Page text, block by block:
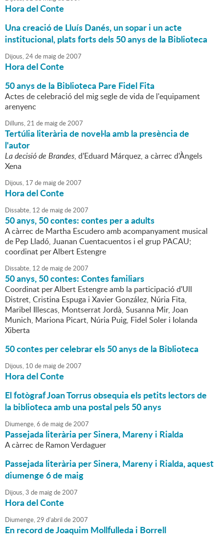
Hora del Conte
Una creació de Lluís Danés, un sopar i un acte
institucional, plats forts dels 50 anys de la Biblioteca
Dijous,24de maigde2007
Hora del Conte
50 anys de la Biblioteca Pare Fidel Fita
Actes de celebració del mig segle de vida de l'equipament
arenyenc
Dilluns,21 de maigde2007
Tertúlia literària de novel·la amb la presència de
l'autor
La decisió de Brandes, d'Eduard Márquez, a càrrec d'Àngels
Xena
Dijous, 17 de maigde2007
Hora del Conte
Dissabte, 12 de maigde2007
50 anys, 50 contes: contes per a adults
A càrrec de Martha Escudero amb acompanyament musical
de Pep Lladó, Juanan Cuentacuentos i el grup PACAU;
coordinat per Albert Estengre
Dissabte, 12 de maigde2007
50 anys, 50 contes: Contes familiars
Coordinat per Albert Estengre amb la participació d'Ull
Distret, Cristina Espuga i Xavier González, Núria Fita,
Maribel Illescas, Montserrat Jordà, Susanna Mir, Joan
Munich, Mariona Picart, Núria Puig, Fidel Soler i Iolanda
Xiberta
50 contes per celebrar els 50 anys de la Biblioteca
Dijous, 10 de maigde2007
Hora del Conte
El fotògraf Joan Torrus obsequia els petits lectors de
la biblioteca amb una postal pels 50 anys
Diumenge,6 de maigde2007
Passejada literària per Sinera, Mareny i Rialda
A càrrec de Ramon Verdaguer
Passejada literària per Sinera, Mareny i Rialda, aquest
diumenge 6 de maig
Dijous,3 de maigde2007
Hora del Conte
Diumenge,29 d'abril de2007
En record de Joaquim Mollfulleda i Borrell